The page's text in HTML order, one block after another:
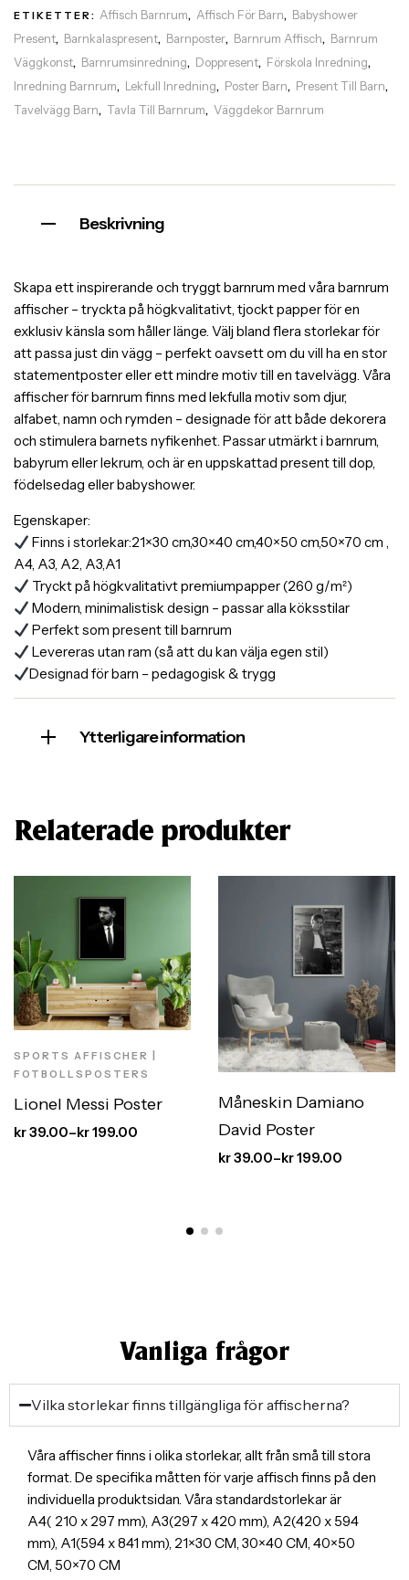
ETIKETTER: Affisch Barnrum, Affisch För Barn, Babyshower
Present, Barnkalaspresent, Barnposter, Barnrum Affisch, Barnrum
Väggkonst, Barnrumsinredning, Doppresent, Förskola Inredning,
Inredning Barnrum, Lekfull Inredning, Poster Barn, Present Till Barn,
Tavelvägg Barn, Tavla Till Barnrum, Väggdekor Barnrum
Beskrivning
Skapa ett inspirerande och tryggt barnrum med våra barnrum
affischer – tryckta på högkvalitativt, tjockt papper för en
exklusiv känsla som håller länge. Välj bland flera storlekar för
att passa just din vägg – perfekt oavsett om du vill ha en stor
statementposter eller ett mindre motiv till en tavelvägg. Våra
affischer för barnrum finns med lekfulla motiv som djur,
alfabet, namn och rymden – designade för att både dekorera
och stimulera barnets nyfikenhet. Passar utmärkt i barnrum,
babyrum eller lekrum, och är en uppskattad present till dop,
födelsedag eller babyshower.
Egenskaper:
Finns i storlekar:21×30 cm,30×40 cm,40×50 cm,50×70 cm ,
A4, A3, A2, A3,A1
Tryckt på högkvalitativt premiumpapper (260 g/m²)
Modern, minimalistisk design – passar alla köksstilar
Perfekt som present till barnrum
Levereras utan ram (så att du kan välja egen stil)
Designad för barn – pedagogisk & trygg
Ytterligare information
Relaterade produkter
SPORTS AFFISCHER |
FOTBOLLSPOSTERS
Lionel Messi Poster
kr39.00–kr199.00
Måneskin Damiano
David Poster
kr39.00–kr199.00
Vanliga frågor
Vilka storlekar finns tillgängliga för affischerna?
Våra affischer finns i olika storlekar, allt från små till stora
format. De specifika måtten för varje affisch finns på den
individuella produktsidan. Våra standardstorlekar är
A4( 210 x 297 mm), A3(297 x 420 mm), A2(420 x 594
mm), A1(594 x 841 mm), 21×30 CM, 30×40 CM, 40×50
CM, 50×70 CM